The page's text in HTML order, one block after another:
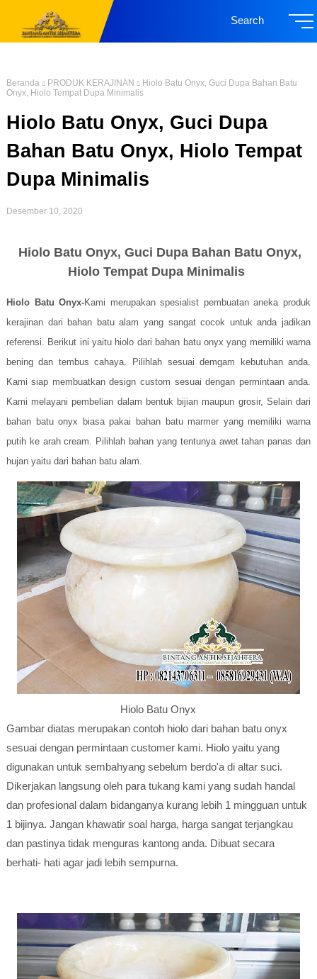
Search
Beranda PRODUK KERAJINAN
Hiolo Batu Onyx, Guci Dupa Bahan Batu
Onyx, Hiolo Tempat Dupa Minimalis
Hiolo Batu Onyx, Guci Dupa
Bahan Batu Onyx, Hiolo Tempat
Dupa Minimalis
Desember 10, 2020
Hiolo Batu Onyx, Guci Dupa Bahan Batu Onyx,
Hiolo Tempat Dupa Minimalis
Hiolo Batu Onyx-Kami merupakan spesialist pembuatan aneka produk
kerajinan dari bahan batu alam yang sangat cocok untuk anda jadikan
referensi. Berikut ini yaitu hiolo dari bahan batu onyx yang memiliki warna
bening dan tembus cahaya. Pilihlah sesuai demgam kebutuhan anda.
Kami siap membuatkan design custom sesuai dengan permintaan anda.
Kami melayani pembelian dalam bentuk bijian maupun grosir, Selain dari
bahan batu onyx biasa pakai bahan batu marmer yang memiliki warna
putih ke arah cream. Pilihlah bahan yang tentunya awet tahan panas dan
hujan yaitu dari bahan batu alam.
Hiolo Batu Onyx
Gambar diatas merupakan contoh hiolo dari bahan batu onyx
sesuai dengan permintaan customer kami. Hiolo yaitu yang
digunakan untuk sembahyang sebelum berdo'a di altar suci.
Dikerjakan langsung oleh para tukang kami yang sudah handal
dan profesional dalam bidanganya kurang lebih 1 mingguan untuk
1 bijinya. Jangan khawatir soal harga, harga sangat terjangkau
dan pastinya tidak menguras kantong anda. Dibuat secara
berhati- hati agar jadi lebih sempurna.